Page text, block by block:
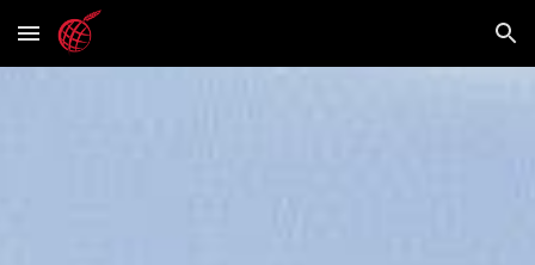
Skip to main content Skip to navigation